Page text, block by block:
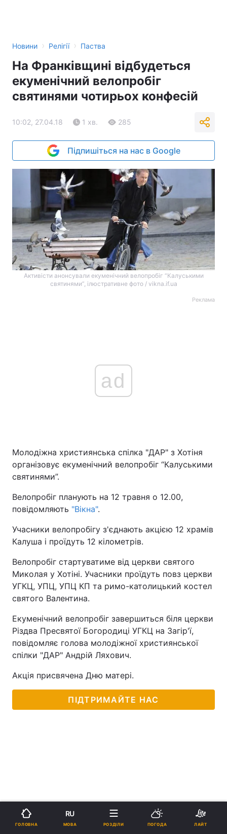
Новини › Релігії › Паства
На Франківщині відбудеться
екуменічний велопробіг
святинями чотирьох конфесій
10:02, 27.04.18 1 хв. 285
Підпишіться на нас в Google
Активісти анонсували екуменічний велопробіг “Калуськими
святинями”, ілюстративне фото / vikna.if.ua
Реклама
ad
Молодіжна християнська спілка "ДАР" з Хотіня
організовує екуменічний велопробіг “Калуськими
святинями”.
Велопробіг планують на 12 травня о 12.00,
повідомляють "Вікна".
Учасники велопробігу з'єднають акцією 12 храмів
Калуша і проїдуть 12 кілометрів.
Велопробіг стартуватиме від церкви святого
Миколая у Хотіні. Учасники проїдуть повз церкви
УГКЦ, УПЦ, УПЦ КП та римо-католицький костел
святого Валентина.
Екуменічний велопробіг завершиться біля церкви
Різдва Пресвятої Богородиці УГКЦ на Загір'ї,
повідомляє голова молодіжної християнської
спілки "ДАР" Андрій Ляхович.
Акція присвячена Дню матері.
ПІДТРИМАЙТЕ НАС
ГОЛОВНА
RU
МОВА РОЗДІЛИ ПОГОДА ЛАЙТ